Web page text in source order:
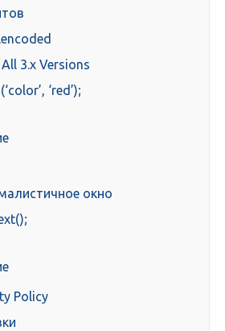
3.x Versions
‘red’);
окно
Policy